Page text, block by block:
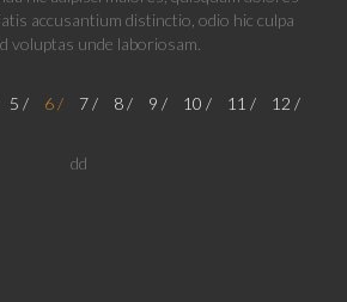
accusantium distinctio, odio hic culpa
voluptas unde laboriosam.
5 6 7 8 9 10 11 12
dd